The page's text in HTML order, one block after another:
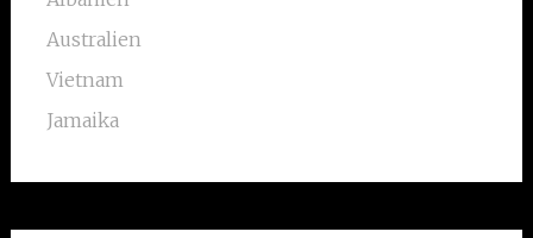
Australien
Vietnam
Jamaika